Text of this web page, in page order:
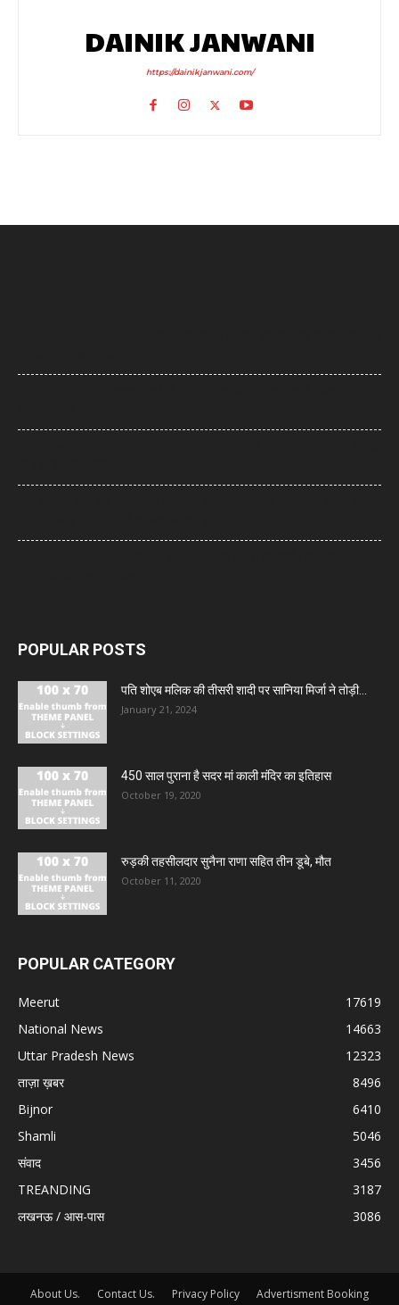
DAINIK JANWANI
https://dainikjanwani.com/
POPULAR POSTS
पति शोएब मलिक की तीसरी शादी पर सानिया मिर्जा ने तोड़ी...
January 21, 2024
450 साल पुराना है सदर मां काली मंदिर का इतिहास
October 19, 2020
रुड़की तहसीलदार सुनैना राणा सहित तीन डूबे, मौत
October 11, 2020
POPULAR CATEGORY
Meerut
17619
National News
14663
Uttar Pradesh News
12323
ताज़ा ख़बर
8496
Bijnor
6410
Shamli
5046
संवाद
3456
TREANDING
3187
लखनऊ / आस-पास
3086
About Us. Contact Us. Privacy Policy Advertisment Booking